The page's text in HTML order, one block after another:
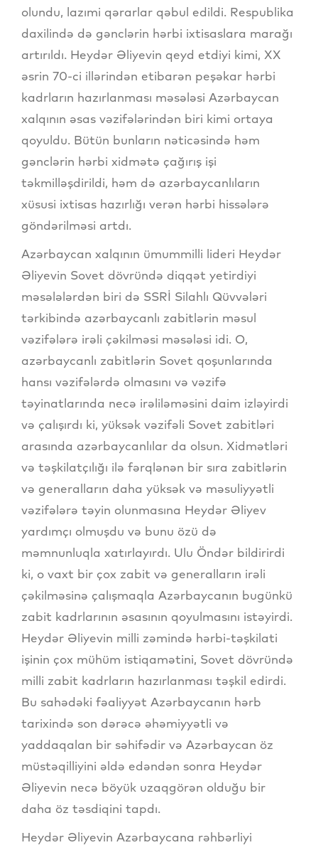
olundu, lazımi qərarlar qəbul edildi. Respublika
daxilində də gənclərin hərbi ixtisaslara marağı
artırıldı. Heydər Əliyevin qeyd etdiyi kimi, XX
əsrin 70-ci illərindən etibarən peşəkar hərbi
kadrların hazırlanması məsələsi Azərbaycan
xalqının əsas vəzifələrindən biri kimi ortaya
qoyuldu. Bütün bunların nəticəsində həm
gənclərin hərbi xidmətə çağırış işi
təkmilləşdirildi, həm də azərbaycanlıların
xüsusi ixtisas hazırlığı verən hərbi hissələrə
göndərilməsi artdı.
Azərbaycan xalqının ümummilli lideri Heydər
Əliyevin Sovet dövründə diqqət yetirdiyi
məsələlərdən biri də SSRİ Silahlı Qüvvələri
tərkibində azərbaycanlı zabitlərin məsul
vəzifələrə irəli çəkilməsi məsələsi idi. O,
azərbaycanlı zabitlərin Sovet qoşunlarında
hansı vəzifələrdə olmasını və vəzifə
təyinatlarında necə irəliləməsini daim izləyirdi
və çalışırdı ki, yüksək vəzifəli Sovet zabitləri
arasında azərbaycanlılar da olsun. Xidmətləri
və təşkilatçılığı ilə fərqlənən bir sıra zabitlərin
və generalların daha yüksək və məsuliyyətli
vəzifələrə təyin olunmasına Heydər Əliyev
yardımçı olmuşdu və bunu özü də
məmnunluqla xatırlayırdı. Ulu Öndər bildirirdi
ki, o vaxt bir çox zabit və generalların irəli
çəkilməsinə çalışmaqla Azərbaycanın bugünkü
zabit kadrlarının əsasının qoyulmasını istəyirdi.
Heydər Əliyevin milli zəmində hərbi-təşkilati
işinin çox mühüm istiqamətini, Sovet dövründə
milli zabit kadrların hazırlanması təşkil edirdi.
Bu sahədəki fəaliyyət Azərbaycanın hərb
tarixində son dərəcə əhəmiyyətli və
yaddaqalan bir səhifədir və Azərbaycan öz
müstəqilliyini əldə edəndən sonra Heydər
Əliyevin necə böyük uzaqgörən olduğu bir
daha öz təsdiqini tapdı.
Heydər Əliyevin Azərbaycana rəhbərliyi